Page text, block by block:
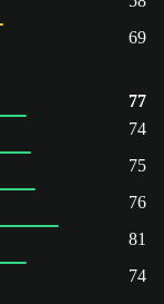
69
77
74
75
76
81
74